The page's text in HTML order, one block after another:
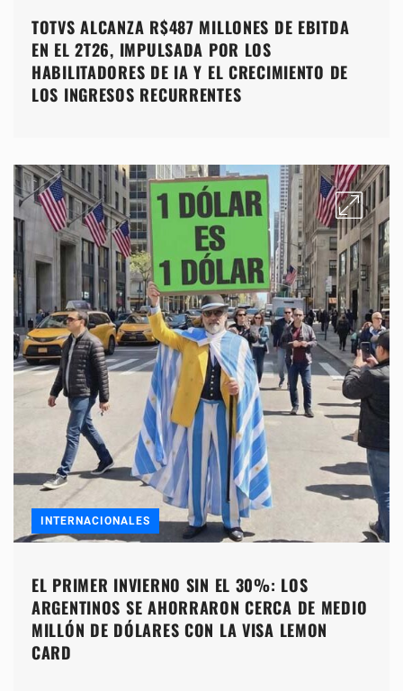
TOTVS ALCANZA R$487 MILLONES DE EBITDA
EN EL 2T26, IMPULSADA POR LOS
HABILITADORES DE IA Y EL CRECIMIENTO DE
LOS INGRESOS RECURRENTES
INTERNACIONALES
EL PRIMER INVIERNO SIN EL 30%: LOS
ARGENTINOS SE AHORRARON CERCA DE MEDIO
MILLÓN DE DÓLARES CON LA VISA LEMON
CARD